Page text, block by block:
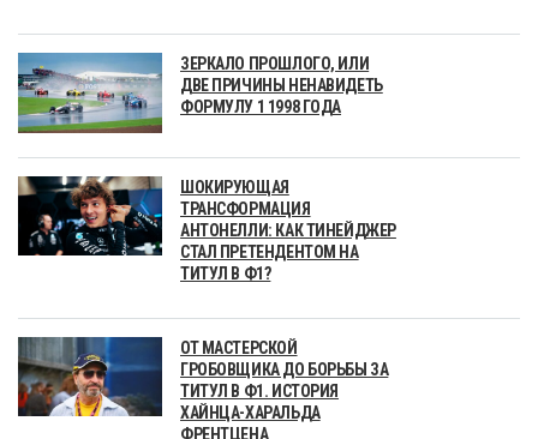
ЗЕРКАЛО ПРОШЛОГО, ИЛИ
ДВЕ ПРИЧИНЫ НЕНАВИДЕТЬ
ФОРМУЛУ 1 1998 ГОДА
ШОКИРУЮЩАЯ
ТРАНСФОРМАЦИЯ
АНТОНЕЛЛИ: КАК ТИНЕЙДЖЕР
СТАЛ ПРЕТЕНДЕНТОМ НА
ТИТУЛ В Ф1?
ОТ МАСТЕРСКОЙ
ГРОБОВЩИКА ДО БОРЬБЫ ЗА
ТИТУЛ В Ф1. ИСТОРИЯ
ХАЙНЦА-ХАРАЛЬДА
ФРЕНТЦЕНА